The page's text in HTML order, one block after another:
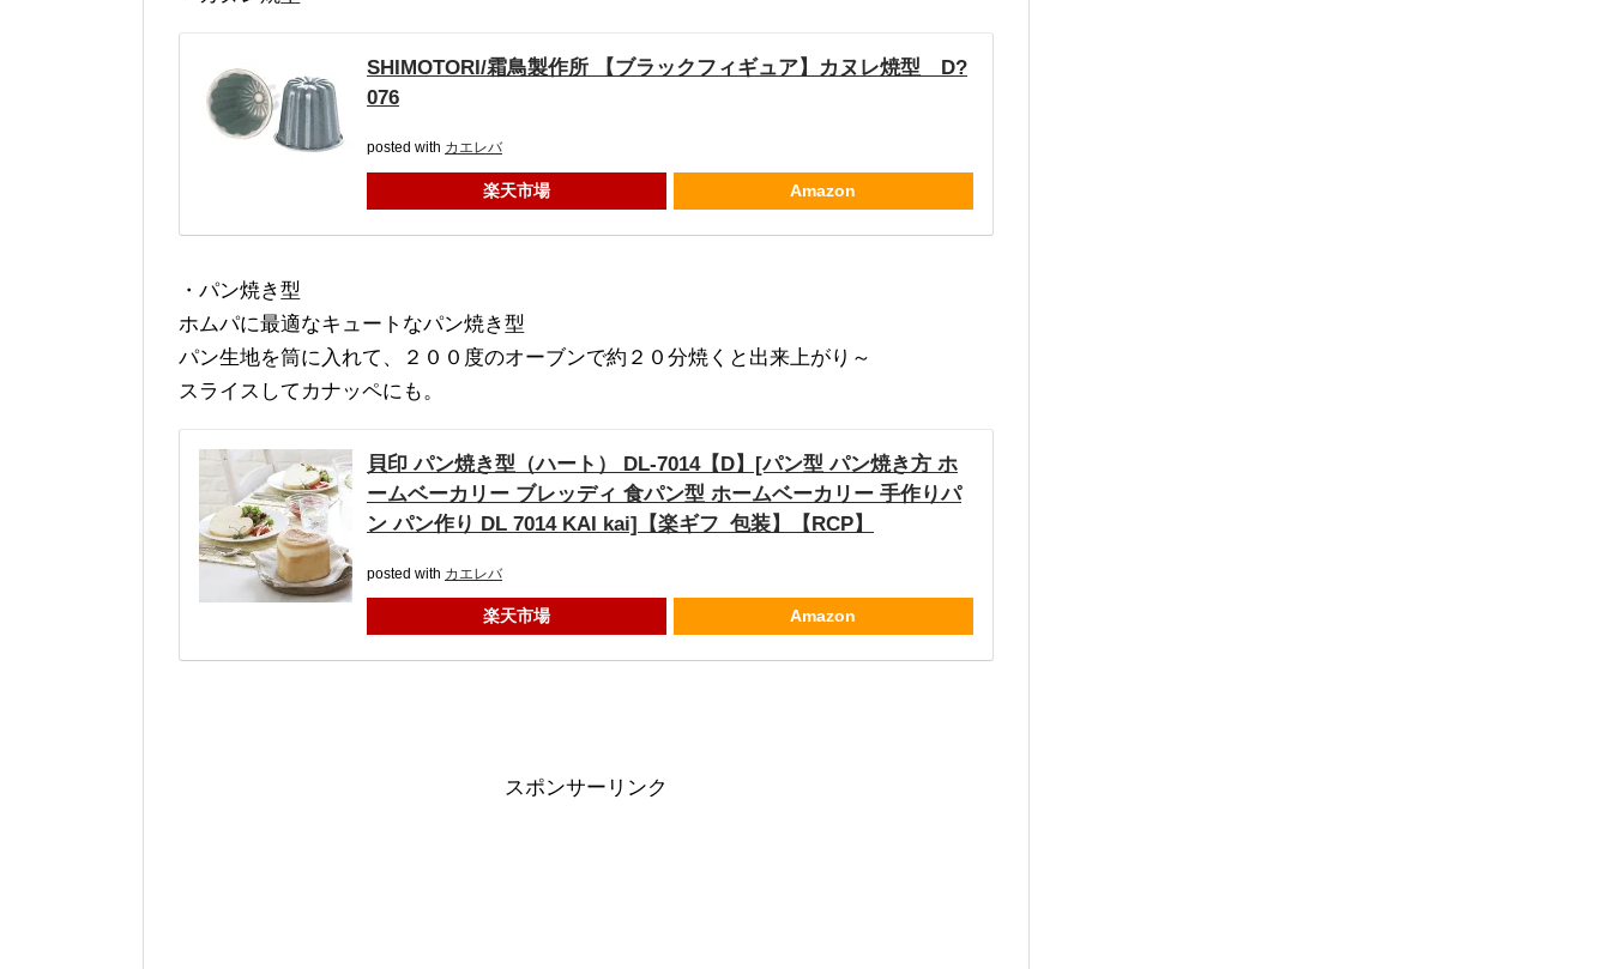
SHIMOTORI/霜鳥製作所 【ブラックフィギュア】カヌレ焼型 D?
076
posted with カエレバ
楽天市場 Amazon
・パン焼き型
ホムパに最適なキュートなパン焼き型
パン生地を筒に入れて、２００度のオーブンで約２０分焼くと出来上がり～
スライスしてカナッペにも。
貝印 パン焼き型（ハート） DL-7014【D】[パン型 パン焼き方 ホ
ームベーカリー ブレッディ 食パン型 ホームベーカリー 手作りパ
ン パン作り DL 7014 KAI kai]【楽ギフ_包装】【RCP】
posted with カエレバ
楽天市場 Amazon
スポンサーリンク